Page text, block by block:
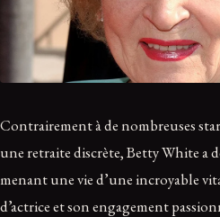
Contrairement à de nombreuses
une retraite discrète, Betty White a
menant une vie d’une incroyable
d’actrice et son engagement